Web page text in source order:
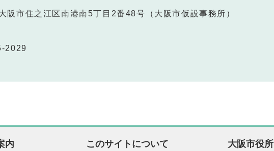
市住之江区南港南5丁目2番48号（大阪市仮設事務所）
2029
内 このサイトについて 大阪市役所